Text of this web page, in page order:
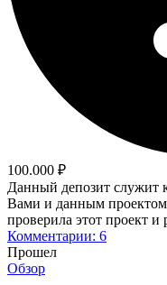
100.000 ₽
Данный депозит служит
Вами и данным
проверила этот проект и
Комментарии: 6
Прошел
Обзор